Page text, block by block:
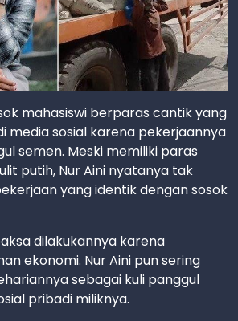
mahasiswi berparas cantik yang
media sosial karena pekerjaannya
semen. Meski memiliki paras
putih, Nur Aini nyatanya tak
yang identik dengan sosok
dilakukannya karena
ekonomi. Nur Aini pun sering
sebagai kuli panggul
pribadi miliknya.